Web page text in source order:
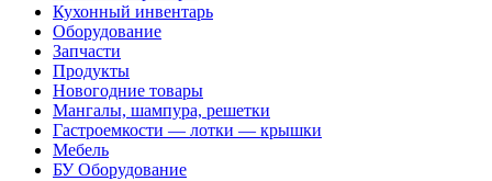
Кухонный инвентарь
Оборудование
Запчасти
Продукты
Новогодние товары
Мангалы, шампура, решетки
Гастроемкости — лотки — крышки
Мебель
БУ Оборудование